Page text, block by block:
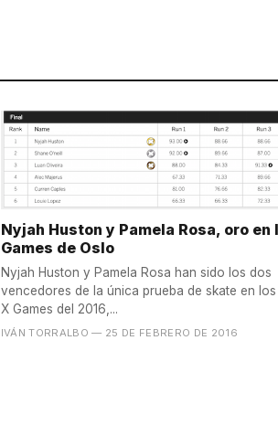
Nyjah Huston y Pamela Rosa, oro en
Games de Oslo
Nyjah Huston y Pamela Rosa han sido los dos
vencedores de la única prueba de skate en
X Games del 2016,...
IVÁN TORRALBO — 25 DE FEBRERO DE 2016